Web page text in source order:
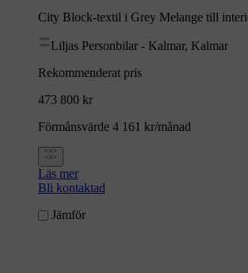
City Block-textil i Grey Melange till
Liljas Personbilar - Kalmar, Kalmar
Rekommenderat pris
473 800 kr
Förmånsvärde 4 161 kr/månad
Läs mer
Bli kontaktad
Jämför